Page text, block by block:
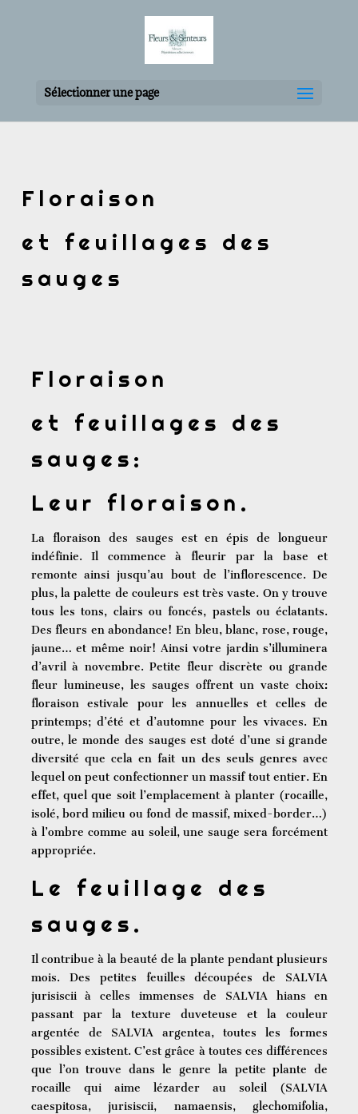
Sélectionner une page
Floraison
et feuillages des
sauges
Floraison
et feuillages des
sauges:
Leur floraison.
La floraison des sauges est en épis de longueur
indéfinie. Il commence à fleurir par la base et
remonte ainsi jusqu’au bout de l’inflorescence. De
plus, la palette de couleurs est très vaste. On y trouve
tous les tons, clairs ou foncés, pastels ou éclatants.
Des fleurs en abondance! En bleu, blanc, rose, rouge,
jaune… et même noir! Ainsi votre jardin s’illuminera
d’avril à novembre. Petite fleur discrète ou grande
fleur lumineuse, les sauges offrent un vaste choix:
floraison estivale pour les annuelles et celles de
printemps; d’été et d’automne pour les vivaces. En
outre, le monde des sauges est doté d’une si grande
diversité que cela en fait un des seuls genres avec
lequel on peut confectionner un massif tout entier. En
effet, quel que soit l’emplacement à planter (rocaille,
isolé, bord milieu ou fond de massif, mixed-border…)
à l’ombre comme au soleil, une sauge sera forcément
appropriée.
Le feuillage des
sauges.
Il contribue à la beauté de la plante pendant plusieurs
mois. Des petites feuilles découpées de SALVIA
jurisiscii à celles immenses de SALVIA hians en
passant par la texture duveteuse et la couleur
argentée de SALVIA argentea, toutes les formes
possibles existent. C’est grâce à toutes ces différences
que l’on trouve dans le genre la petite plante de
rocaille qui aime lézarder au soleil (SALVIA
caespitosa, jurisiscii, namaensis, glechomifolia,